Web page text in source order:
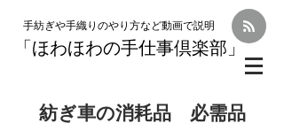
手紡ぎや手織りのやり方など動画で説明
「 ほわほわの手仕事倶楽部」
紡ぎ車の消耗品 必需品